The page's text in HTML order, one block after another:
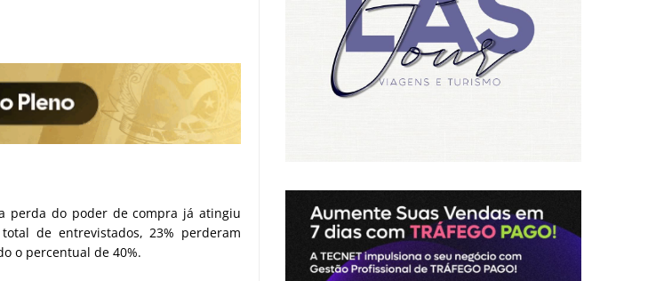
perda do poder de compra já atingiu
de entrevistados, 23% perderam
o percentual de 40%.